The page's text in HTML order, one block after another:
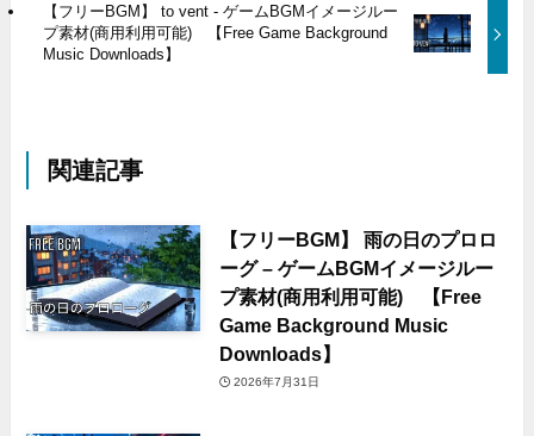
【フリーBGM】 to vent - ゲームBGMイメージルー
プ素材(商用利用可能) 【Free Game Background
Music Downloads】
関連記事
【フリーBGM】 雨の日のプロロ
ーグ – ゲームBGMイメージルー
プ素材(商用利用可能) 【Free
Game Background Music
Downloads】
2026年7月31日